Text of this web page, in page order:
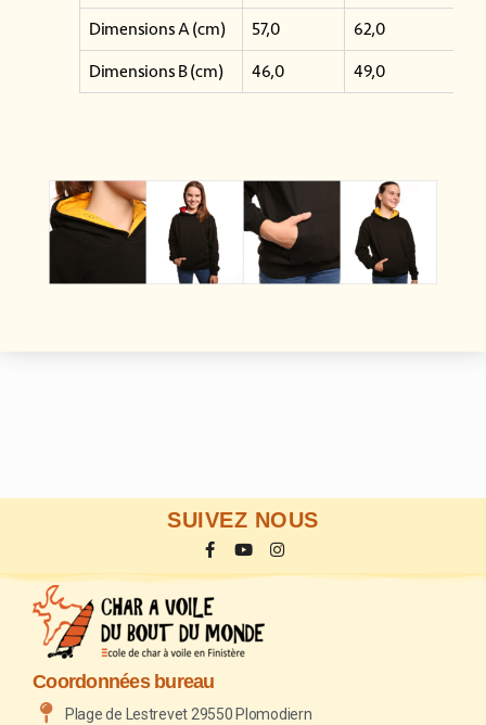
Dimensions A (cm)
57,0
62,0
Dimensions B (cm)
46,0 49,0
SUIVEZ NOUS
Coordonnées bureau
Plage de Lestrevet 29550 Plomodiern